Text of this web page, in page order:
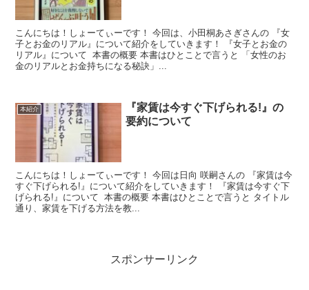
こんにちは！しょーてぃーです！ 今回は、小田桐あさぎさんの 『女
子とお金のリアル』について紹介をしていきます！ 『女子とお金の
リアル』について 本書の概要 本書はひとことで言うと 「女性のお
金のリアルとお金持ちになる秘訣」...
本紹介
『家賃は今すぐ下げられる!』の
要約について
こんにちは！しょーてぃーです！ 今回は日向 咲嗣さんの 『家賃は今
すぐ下げられる!』について紹介をしていきます！ 『家賃は今すぐ下
げられる!』について 本書の概要 本書はひとことで言うと タイトル
通り、家賃を下げる方法を教...
スポンサーリンク